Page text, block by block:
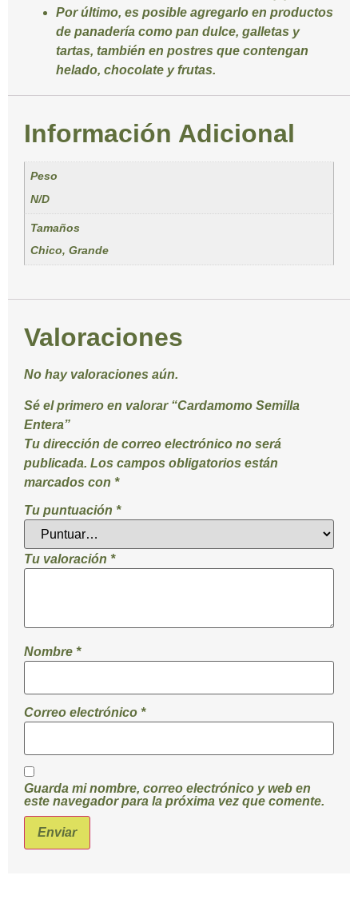
Por último, es posible agregarlo en productos
de panadería como pan dulce, galletas y
tartas, también en postres que contengan
helado, chocolate y frutas.
Información Adicional
Peso
N/D
Tamaños
Chico, Grande
Valoraciones
No hay valoraciones aún.
Sé el primero en valorar “Cardamomo Semilla
Entera”
Tu dirección de correo electrónico no será
publicada. Los campos obligatorios están
marcados con *
Tu puntuación *
Tu valoración *
Nombre *
Correo electrónico *
Guarda mi nombre, correo electrónico y web en
este navegador para la próxima vez que comente.